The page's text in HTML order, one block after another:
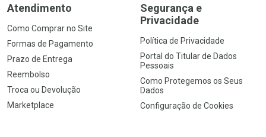
Atendimento
Como Comprar no Site
Formas de Pagamento
Prazo de Entrega
Reembolso
Troca ou Devolução
Marketplace
Segurança e
Privacidade
Política de Privacidade
Portal do Titular de Dados
Pessoais
Como Protegemos os Seus
Dados
Configuração de Cookies